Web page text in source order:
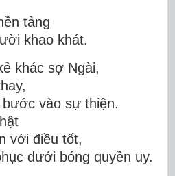
tảng
khao khát.
khác sợ Ngài,
vào sự thiện.
với điều tốt,
dưới bóng quyền uy.